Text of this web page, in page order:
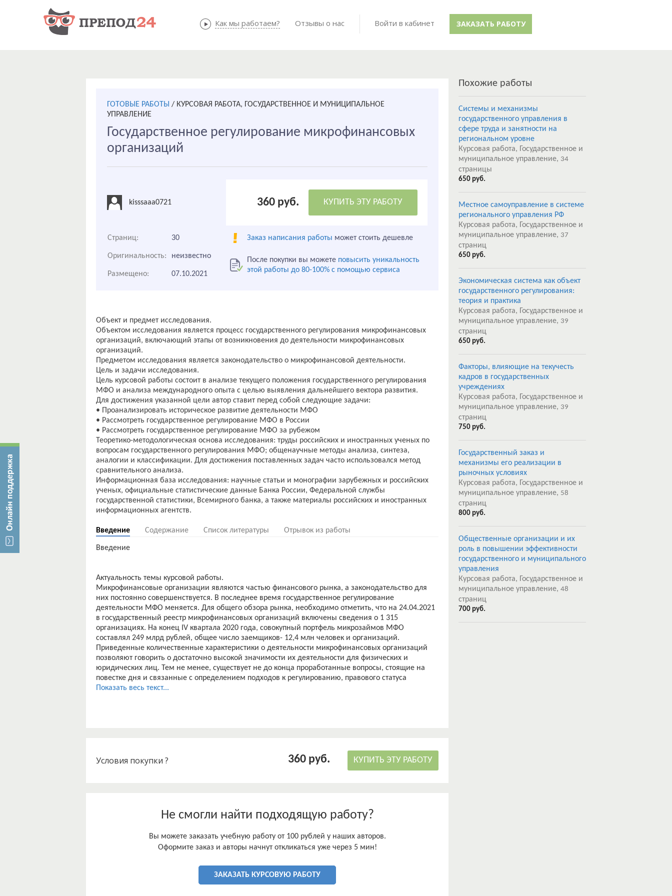
Как мы работаем? Готовые работы
Как мы работаем? Отзывы о нас Войти в кабинет ЗАКАЗАТЬ РАБОТУ
ГОТОВЫЕ РАБОТЫ / КУРСОВАЯ РАБОТА, ГОСУДАРСТВЕННОЕ И МУНИЦИПАЛЬНОЕ
УПРАВЛЕНИЕ
Государственное регулирование микрофинансовых
организаций
kisssaaa0721 360 руб. КУПИТЬ ЭТУ РАБОТУ
Страниц: 30 Заказ написания работы может стоить дешевле
Оригинальность: неизвестно После покупки вы можете повысить уникальность
этой работы до 80-100% с помощью сервиса
Размещено: 07.10.2021
Объект и предмет исследования.
Объектом исследования является процесс государственного регулирования микрофинансовых
организаций, включающий этапы от возникновения до деятельности микрофинансовых
организаций.
Предметом исследования является законодательство о микрофинансовой деятельности.
Цель и задачи исследования.
Цель курсовой работы состоит в анализе текущего положения государственного регулирования
МФО и анализа международного опыта с целью выявления дальнейшего вектора развития.
Для достижения указанной цели автор ставит перед собой следующие задачи:
• Проанализировать историческое развитие деятельности МФО
• Рассмотреть государственное регулирование МФО в России
• Рассмотреть государственное регулирование МФО за рубежом
Теоретико-методологическая основа исследования: труды российских и иностранных ученых по
вопросам государственного регулирования МФО; общенаучные методы анализа, синтеза,
аналогии и классификации. Для достижения поставленных задач часто использовался метод
сравнительного анализа.
Информационная база исследования: научные статьи и монографии зарубежных и российских
ученых, официальные статистические данные Банка России, Федеральной службы
государственной статистики, Всемирного банка, а также материалы российских и иностранных
Введение Содержание Список литературы Отрывок из работы
Введение
Актуальность темы курсовой работы.
Микрофинансовые организации являются частью финансового рынка, а законодательство для
них постоянно совершенствуется. В последнее время государственное регулирование
деятельности МФО меняется. Для общего обзора рынка, необходимо отметить, что на 24.04.2021
в государственный реестр микрофинансовых организаций включены сведения о 1 315
организациях. На конец IV квартала 2020 года, совокупный портфель микрозаймов МФО
составлял 249 млрд рублей, общее число заемщиков- 12,4 млн человек и организаций.
Приведенные количественные характеристики о деятельности микрофинансовых организаций
позволяют говорить о достаточно высокой значимости их деятельности для физических и
юридических лиц. Тем не менее, существует не до конца проработанные вопросы, стоящие на
повестке дня и связанные с определением подходов к регулированию, правового статуса
микрофинансовой организации, регулированием защиты прав заемщиков.
Показать весь текст...
Условия покупки ? 360 руб. КУПИТЬ ЭТУ РАБОТУ
Не смогли найти подходящую работу?
Вы можете заказать учебную работу от 100 рублей у наших авторов.
Оформите заказ и авторы начнут откликаться уже через 5 мин!
ЗАКАЗАТЬ КУРСОВУЮ РАБОТУ
Похожие работы
Системы и механизмы
государственного управления в
сфере труда и занятности на
региональном уровне
Курсовая работа, Государственное и
муниципальное управление, 34
страницы
650 руб.
Местное самоуправление в системе
регионального управления РФ
Курсовая работа, Государственное и
муниципальное управление, 37
страниц
650 руб.
Экономическая система как объект
государственного регулирования:
теория и практика
Курсовая работа, Государственное и
муниципальное управление, 39
страниц
650 руб.
Факторы, влияющие на текучесть
кадров в государственных
учреждениях
Курсовая работа, Государственное и
муниципальное управление, 39
страниц
750 руб.
Государственный заказ и
механизмы его реализации в
рыночных условиях
Курсовая работа, Государственное и
муниципальное управление, 58
страниц
800 руб.
Общественные организации и их
роль в повышении эффективности
государственного и муниципального
управления
Курсовая работа, Государственное и
муниципальное управление, 48
страниц
700 руб.